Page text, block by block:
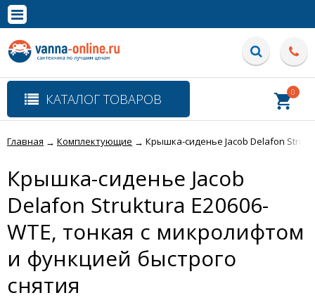
Полная версия сайта
КАТАЛОГ ТОВАРОВ 0
Главная → Комплектующие → Крышка-сиденье Jacob Delafon
Крышка-сиденье Jacob
Delafon Struktura E20606-
WTE, тонкая c микролифтом
и функцией быстрого
снятия